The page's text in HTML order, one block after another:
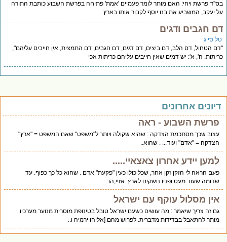
פרשת ויחי: האם מותר לומר פעמיים 'אמת' פתיחה בפרשת השבוע כותבת התורה
יעקב, המשביע את בנו יוסף לקבור אותו בארץ
חגבים ודגים
סייג
הטחול, דם הלב, דם ביצים, דם דגים, דם חגבים, דם התמצית, אין חייבים עליהם",
ה', א': יש דמים שאין חייבים עליהם כריתות אכי
אחרונים
פרשת השבוע - ראה
עצוב שכך מסתכמת הצדקה : שהיא שקולה ויותר ל"משפט" שאם המשפט = "ארץ"
הצדקה = "אדם" ועוד... . שהוא..
למען יידע אחרון צאצאיי.....
פעם הראה לי הזקן זקן אחר, שכל כולו כעין "פקעת" אדם . שהוא כל כך כפוף. עד
שדומה שעוד מעט ופניו נושקים לארץ. אזיי,הו..
אין מסלול עוקף עם ישראל
גם זה צריך שיאמר : מה עושים כשעם ישראל טובל בטינופת מוסרית מנוער מערכיו.
מותר להתאבל בבדידות מדברית. לפרוש מהם [אליהו ירמיה ו..